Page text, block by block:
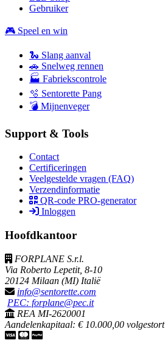
Gebruiker
🎮 Speel en win
🐍 Slang aanval
🚗 Snelweg rennen
🏭 Fabriekscontrole
🫧 Sentorette Pang
💣 Mijnenveger
Support & Tools
Contact
Certificeringen
Veelgestelde vragen (FAQ)
Verzendinformatie
QR-code PRO-generator
Inloggen
Hoofdkantoor
FORPLANE S.r.l.
Via Roberto Lepetit, 8-10
20124 Milaan (MI) Italië
info@sentorette.com
PEC: forplane@pec.it
REA MI-2620001
Aandelenkapitaal: € 10.000,00 volgestort